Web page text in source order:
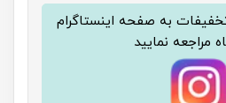
به صفحه اینستاگرام
مراجعه نمایید